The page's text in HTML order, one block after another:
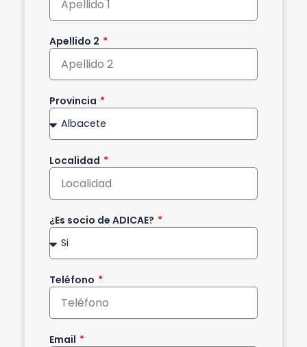
Apellido 2
Provincia
Localidad
¿Es socio de ADICAE?
Teléfono
Email